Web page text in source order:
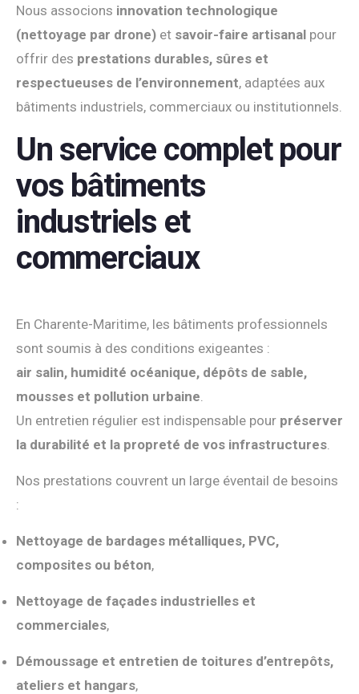
Nous associons innovation technologique
(nettoyage par drone) et savoir-faire artisanal pour
offrir des prestations durables, sûres et
respectueuses de l’environnement, adaptées aux
bâtiments industriels, commerciaux ou institutionnels.
Un service complet pour
vos bâtiments
industriels et
commerciaux
En Charente-Maritime, les bâtiments professionnels
sont soumis à des conditions exigeantes :
air salin, humidité océanique, dépôts de sable,
mousses et pollution urbaine.
Un entretien régulier est indispensable pour préserver
la durabilité et la propreté de vos infrastructures.
Nos prestations couvrent un large éventail de besoins
:
Nettoyage de bardages métalliques, PVC,
composites ou béton,
Nettoyage de façades industrielles et
commerciales,
Démoussage et entretien de toitures d’entrepôts,
ateliers et hangars,